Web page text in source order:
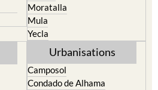
Moratalla
Mula
Yecla
Urbanisations
Camposol
Condado de Alhama